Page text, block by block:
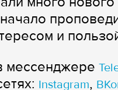
и
мессенджере
Instagram,